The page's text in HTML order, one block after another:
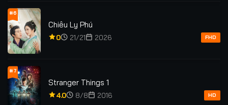
#6
Chiêu Ly Phú
0 21/21 2026 FHD
#7
Stranger Things 1
4.0 8/8 2016 HD